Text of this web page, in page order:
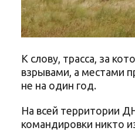
К слову, трасса, за
взрывами, а местами
не на один год.
На всей территории
командировки никто